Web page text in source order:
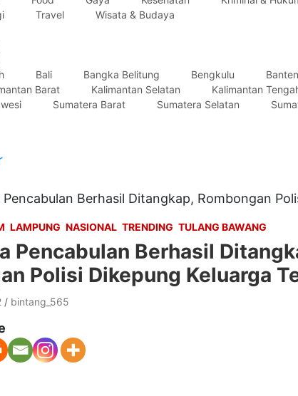
Travel
Wisata & Budaya
Bali Bangka Belitung Bengkulu Banten
Barat
Kalimantan Selatan Kalimantan
Sumatera Barat Sumatera Selatan
Berhasil Ditangkap, Rombongan
LAMPUNG NASIONAL TRENDING TULANG BAWANG
Pencabulan Berhasil
Polisi Dikepung Keluarga
bintang_565